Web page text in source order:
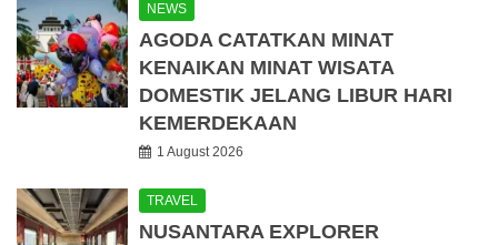
NEWS
AGODA CATATKAN MINAT
KENAIKAN MINAT WISATA
DOMESTIK JELANG LIBUR HARI
KEMERDEKAAN
1 August 2026
TRAVEL
NUSANTARA EXPLORER